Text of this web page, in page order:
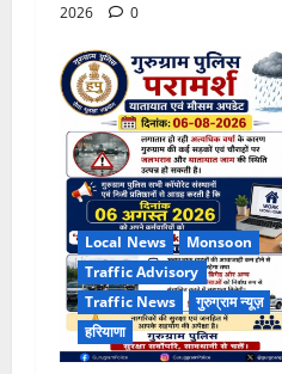
2026
0
Local News
Monsoon
Traffic Advisory
Traffic News
गुरुग्राम न्यूज़
हरियाणा